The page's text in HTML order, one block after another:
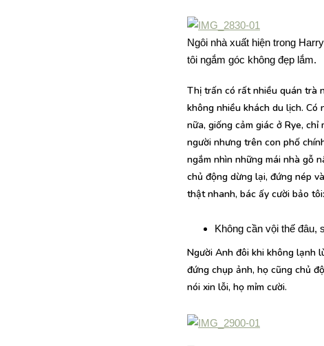
Ngôi nhà xuất hiện trong
tôi ngắm góc không đẹp lắm.
Thị trấn có rất nhiều quán trà
không nhiều khách du lịch.
nữa, giống cảm giác ở Rye,
người nhưng trên con phố
ngắm nhìn những mái nhà gỗ
chủ động dừng lại, đứng nép
thật nhanh, bác ấy cười bảo tôi:
Không cần vội thế đâu,
Người Anh đôi khi không lạnh
đứng chụp ảnh, họ cũng chủ
nói xin lỗi, họ mỉm cười.